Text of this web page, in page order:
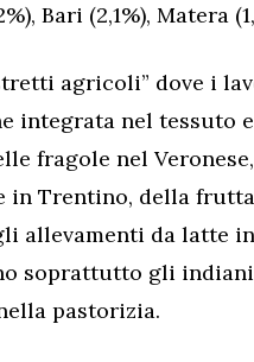
Bari (2,1%), Matera
agricoli” dove i
integrata nel tessuto
fragole nel
Trentino, della
allevamenti da latte
soprattutto gli
pastorizia.